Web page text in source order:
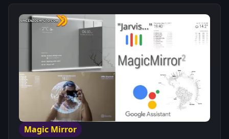
Magic Mirror